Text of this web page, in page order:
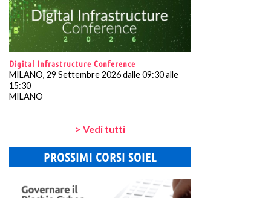
Digital Infrastructure Conference
MILANO, 29 Settembre 2026 dalle 09:30 alle
15:30
MILANO
> Vedi tutti
PROSSIMI CORSI SOIEL